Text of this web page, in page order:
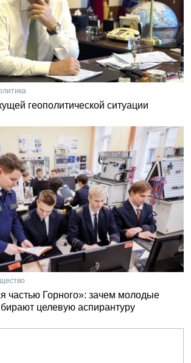
геополитической ситуации
частью Горного»: зачем молодые
целевую аспирантуру